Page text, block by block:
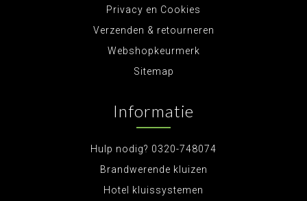
Privacy en Cookies
Verzenden & retourneren
Webshopkeurmerk
Sitemap
Informatie
Hulp nodig? 0320-748074
Brandwerende kluizen
Hotel kluissystemen